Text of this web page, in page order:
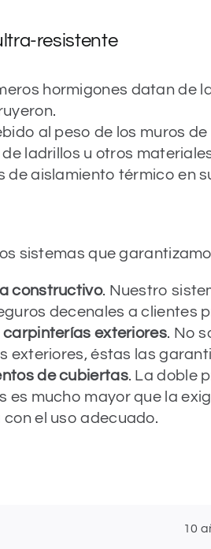
resistente
hormigones datan de
al peso de los muros
ladrillos u otros
de aislamiento térmico en
sistemas que
constructivo. Nuestro
decenales a clientes
carpinterías exteriores. No
exteriores, éstas las
de cubiertas. La doble
mucho mayor que la
el uso adecuado.
10